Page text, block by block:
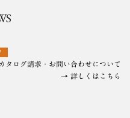
タログ請求・お問い合わせについて
→ 詳しくはこちら